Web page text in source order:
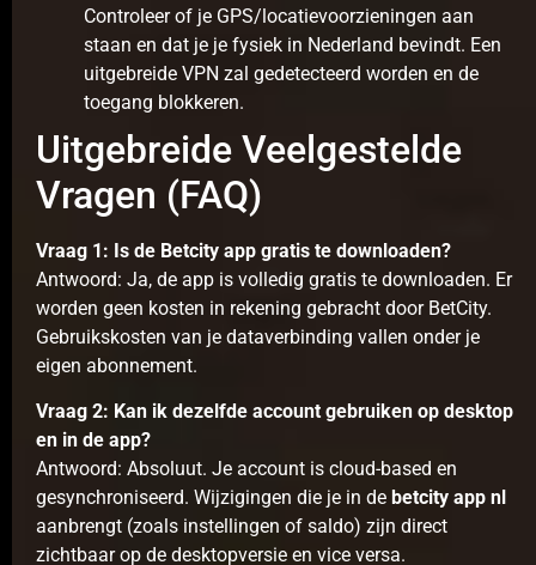
Controleer of je GPS/locatievoorzieningen aan
staan en dat je je fysiek in Nederland bevindt. Een
uitgebreide VPN zal gedetecteerd worden en de
toegang blokkeren.
Uitgebreide Veelgestelde
Vragen (FAQ)
Vraag 1: Is de Betcity app gratis te downloaden?
Antwoord: Ja, de app is volledig gratis te downloaden. Er
worden geen kosten in rekening gebracht door BetCity.
Gebruikskosten van je dataverbinding vallen onder je
eigen abonnement.
Vraag 2: Kan ik dezelfde account gebruiken op desktop
en in de app?
Antwoord: Absoluut. Je account is cloud-based en
gesynchroniseerd. Wijzigingen die je in de betcity app nl
aanbrengt (zoals instellingen of saldo) zijn direct
zichtbaar op de desktopversie en vice versa.